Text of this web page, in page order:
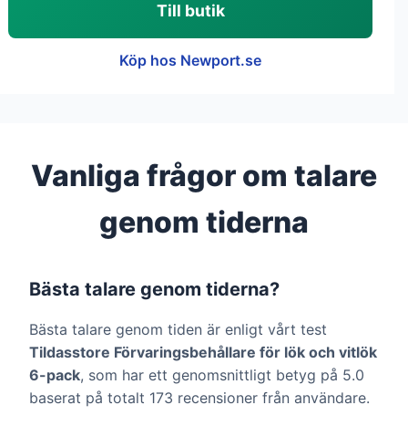
Till butik
Köp hos Newport.se
Vanliga frågor om talare
genom tiderna
Bästa talare genom tiderna?
Bästa talare genom tiden är enligt vårt test
Tildasstore Förvaringsbehållare för lök och vitlök
6-pack, som har ett genomsnittligt betyg på 5.0
baserat på totalt 173 recensioner från användare.